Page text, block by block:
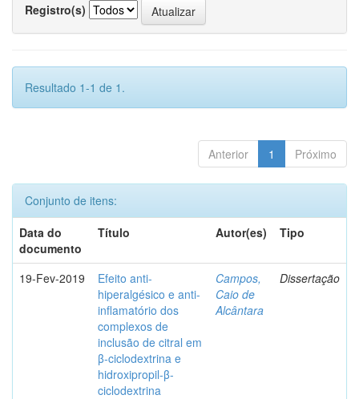
Registro(s)
Resultado 1-1 de 1.
Anterior 1 Próximo
Conjunto de itens:
Data do
documento
Título Autor(es) Tipo
19-Fev-2019
Efeito anti-
hiperalgésico e anti-
inflamatório dos
complexos de
inclusão de citral em
β-ciclodextrina e
hidroxipropil-β-
ciclodextrina
Campos,
Caio de
Alcântara
Dissertação